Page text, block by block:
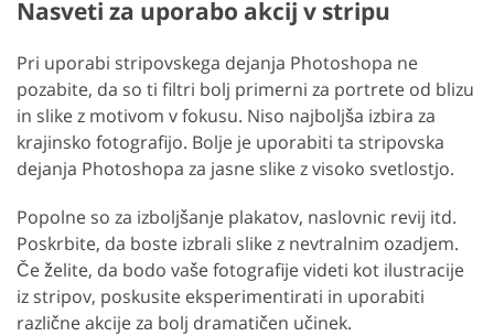
Nasveti za uporabo akcij v stripu
Pri uporabi stripovskega dejanja Photoshopa ne
pozabite, da so ti filtri bolj primerni za portrete od blizu
in slike z motivom v fokusu. Niso najboljša izbira za
krajinsko fotografijo. Bolje je uporabiti ta stripovska
dejanja Photoshopa za jasne slike z visoko svetlostjo.
Popolne so za izboljšanje plakatov, naslovnic revij itd.
Poskrbite, da boste izbrali slike z nevtralnim ozadjem.
Če želite, da bodo vaše fotografije videti kot ilustracije
iz stripov, poskusite eksperimentirati in uporabiti
različne akcije za bolj dramatičen učinek.